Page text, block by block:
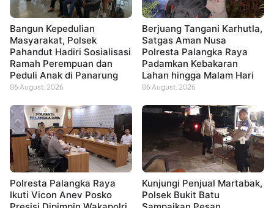
Bangun Kepedulian
Masyarakat, Polsek
Pahandut Hadiri Sosialisasi
Ramah Perempuan dan
Peduli Anak di Panarung
06 August, 2026
Berjuang Tangani Karhutla,
Satgas Aman Nusa
Polresta Palangka Raya
Padamkan Kebakaran
Lahan hingga Malam Hari
06 August, 2026
Polresta Palangka Raya
Ikuti Vicon Anev Posko
Kunjungi Penjual Martabak,
Polsek Bukit Batu